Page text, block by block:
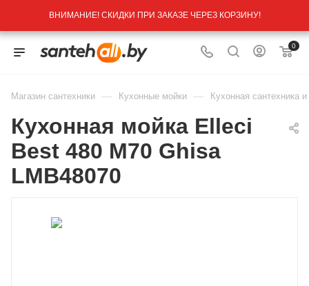
ВНИМАНИЕ! СКИДКИ ПРИ ЗАКАЗЕ ЧЕРЕЗ КОРЗИНУ!
0
Магазин сантехники — Кухонные мойки — Кухонная сантехника
Кухонная мойка Elleci
Best 480 M70 Ghisa
LMB48070